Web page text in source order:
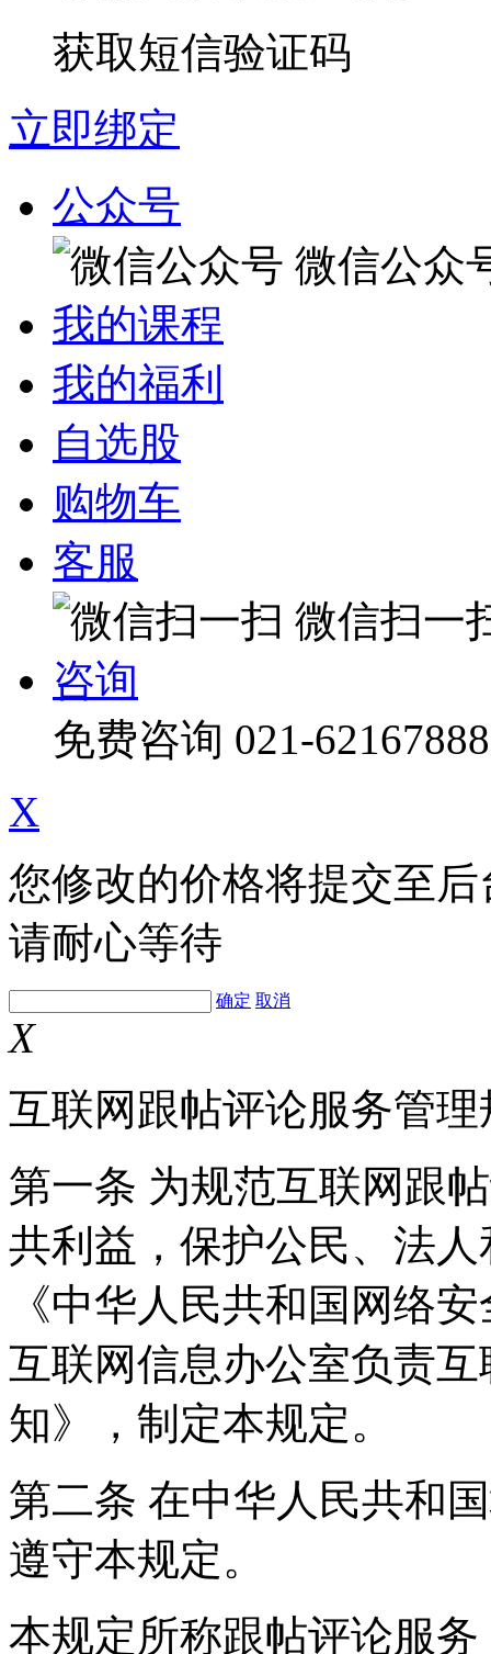
获取短信验证码
立即绑定
公众号
微信公众
我的课程
我的福利
自选股
购物车
客服
微信扫一
咨询
免费咨询 021-62167888
X
您修改的价格将提交至
请耐心等待
确定 取消
X
互联网跟帖评论服务管理
第一条 为规范互联网跟
共利益，保护公民、法
《中华人民共和国网络
互联网信息办公室负责
知》，制定本规定。
第二条 在中华人民共和
遵守本规定。
本规定所称跟帖评论服